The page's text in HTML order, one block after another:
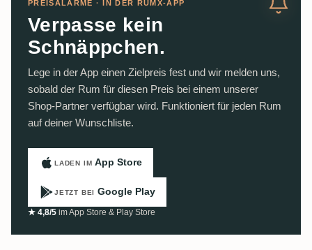
PREISALARME · IN DER RUMX-APP
Verpasse kein
Schnäppchen.
Lege in der App einen Zielpreis fest und wir melden uns,
sobald der Rum für diesen Preis bei einem unserer
Shop-Partner verfügbar wird. Funktioniert für jeden Rum
auf deiner Wunschliste.
LADEN IM App Store
JETZT BEI Google Play
★ 4,8/5 im App Store & Play Store